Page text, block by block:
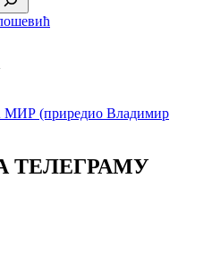
ТЕЛЕГРАМУ